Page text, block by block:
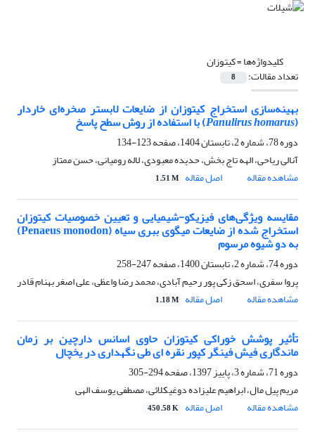
کلیدواژه‌ها =کیتوزان
تعداد مقالات: 8
بهینه‌سازی استخراج کیتوزان از ضایعات لابستر صخره‌ای خاردار
(
Panulirus homarus) با استفاده از روش سطح پاسخ
دوره 78، شماره 2، تابستان 1404، صفحه
123-134
آنالی ریاحی، الهه تاج بخش، حدیده معبودی، لاله رومیانی، حسن ممتاز
مشاهده مقاله
اصل مقاله 1.51 M
مقایسه ویژگی‌های فیزیکو-شیمیایی و تعیین خصوصیات کیتوزان
استخراج شده از ضایعات میگوی ببری سیاه (Penaeus monodon)
به دو شیوه مرسوم
دوره 74، شماره 2، تابستان 1400، صفحه
247-258
پروا سفری، اسحق زکی پور رحیم آبادی، محمد رضا واعظی، علی اصغر بهنام قادر
مشاهده مقاله
اصل مقاله 1.18 M
تأثیر پوشش خوراکی کیتوزان حاوی اسانس دارچین بر زمان
ماندگاری فیش فینگر کپور نقره ای طی نگهداری در یخچال
دوره 71، شماره 3، پاییز 1397، صفحه
294-305
مریم پیل مال، ابراهیم علیزاده دوغیکلائی، مصطفی یوسف الهی
مشاهده مقاله
اصل مقاله 450.58 K